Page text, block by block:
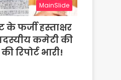
MainSlide
फर्जी हस्ताक्षर
कमेटी की
रिपोर्ट भारी!